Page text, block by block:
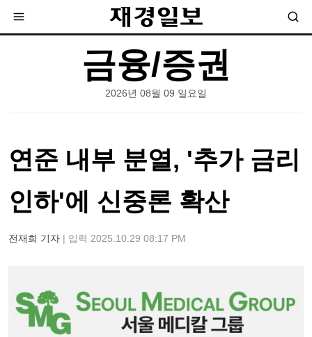
금융/증권
2026년 08월 09 일요일
연준 내부 분열, '추가 금리
인하'에 신중론 확산
전재희 기자 | 입력 2025.10.29 08:17 PM